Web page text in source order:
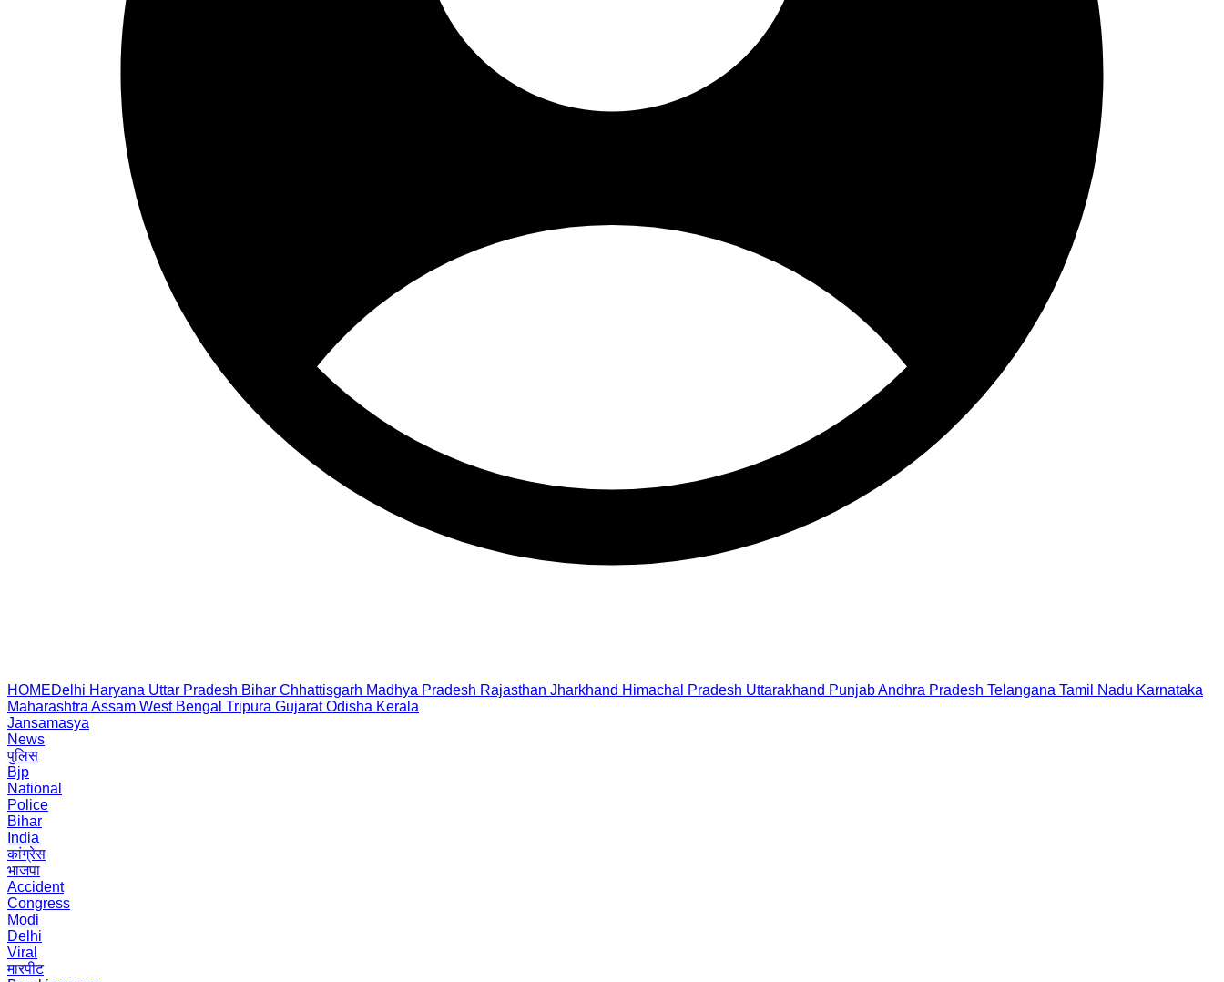
HOMEDelhi Haryana Uttar Pradesh Bihar Chhattisgarh Madhya Pradesh Rajasthan Jharkhand Himachal Pradesh Uttarakhand PunjabAndhra Pradesh Telangana Tamil Nadu Karnataka
Maharashtra Assam West Bengal Tripura Gujarat Odisha Kerala
Jansamasya
News
पुलिस
Bjp
National
Police
Bihar
India
कांग्रेस
भाजपा
Accident
Congress
Modi
Delhi
Viral
मारपीट